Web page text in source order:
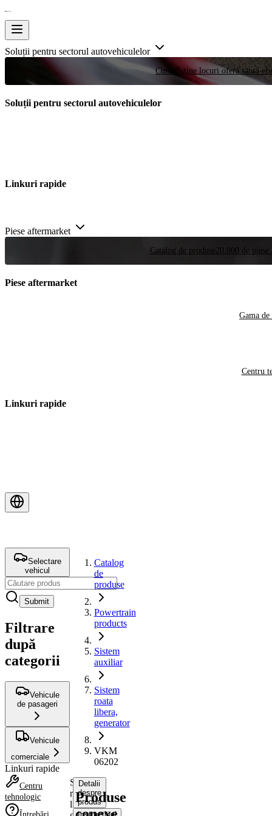
Soluții pentru sectorul autovehiculelor
Curse Puține locuri oferă șansa
Soluții pentru sectorul autovehiculelor
Linkuri rapide
Piese aftermarket
Catalog de produse 20.000 de
Piese aftermarket
Gama de
Centru
Linkuri rapide
Selectare
vehicul
Submit
Filtrare
după
categorii
Vehicule
de pasageri
Vehicule
comerciale
Linkuri rapide
Centru
tehnologic
Catalog
de
produse
Powertrain
products
Sistem
auxiliar
Sistem
roata
libera,
generator
VKM
06202
Sistem
roata
libera,
Detalii
despre
produs
Produse